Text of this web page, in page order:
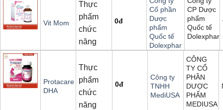
Vit Mom
Thực
phẩm
chức
năng
0đ
Cổ phần
Dược
phẩm
Quốc tế
Dolexphar
CP Dược
phẩm
Quốc tế
Dolexphar
Protacare
DHA
Thực
phẩm
chức
năng
0đ
Công ty
TNHH
MediUSA
CÔNG
TY CỔ
PHẦN
DƯỢC
PHẨM
MEDIUSA